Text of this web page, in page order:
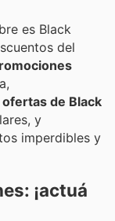
es Black
del
ofertas de Black
y
imperdibles y
¡actuá